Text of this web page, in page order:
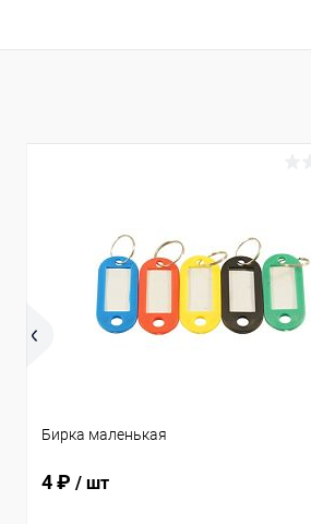
Бирка маленькая
4 ₽ / шт